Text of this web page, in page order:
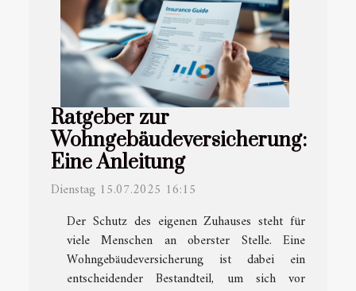
Ratgeber zur
Wohngebäudeversicherung:
Eine Anleitung
Dienstag 15.07.2025 16:15
Der Schutz des eigenen Zuhauses steht für
viele Menschen an oberster Stelle. Eine
Wohngebäudeversicherung ist dabei ein
entscheidender Bestandteil, um sich vor